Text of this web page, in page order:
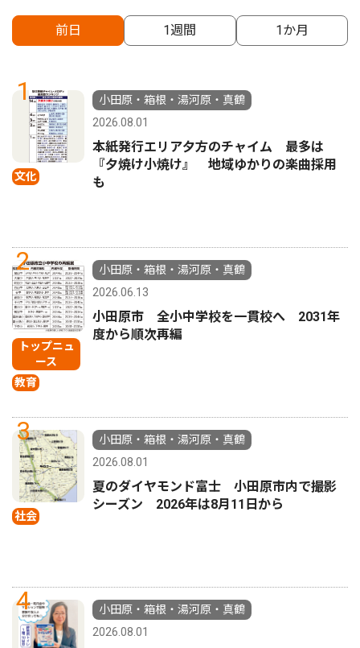
前日 1週間 1か月
1
文化
小田原・箱根・湯河原・真鶴
2026.08.01
本紙発行エリア夕方のチャイム 最多は
『夕焼け小焼け』 地域ゆかりの楽曲採用
も
2
トップニュ
ース
教育
小田原・箱根・湯河原・真鶴
2026.06.13
小田原市 全小中学校を一貫校へ 2031年
度から順次再編
3
社会
小田原・箱根・湯河原・真鶴
2026.08.01
夏のダイヤモンド富士 小田原市内で撮影
シーズン 2026年は8月11日から
4
小田原・箱根・湯河原・真鶴
2026.08.01